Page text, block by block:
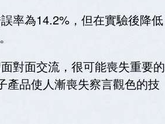
率為14.2%，但在實驗後降低
對面交流，很可能喪失重要的
產品使人漸喪失察言觀色的技